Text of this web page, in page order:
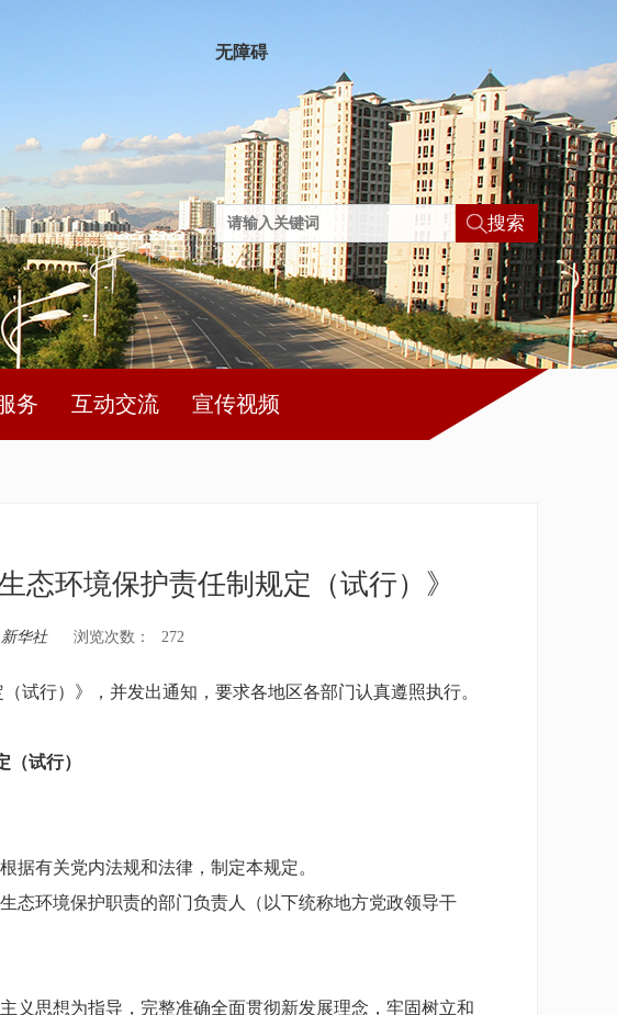
无障碍
搜索
务 互动交流 宣传视频
态环境保护责任制规定（试行）》
新华社 浏览次数： 272
行）》，并发出通知，要求各地区各部门认真遵照执行。
试行）
有关党内法规和法律，制定本规定。
环境保护职责的部门负责人（以下统称地方党政领导干
思想为指导，完整准确全面贯彻新发展理念，牢固树立和